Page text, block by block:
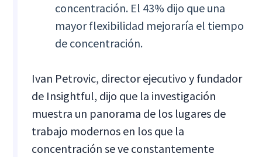
concentración. El 43% dijo que una
mayor flexibilidad mejoraría el tiempo
de concentración.
Ivan Petrovic, director ejecutivo y fundador
de Insightful, dijo que la investigación
muestra un panorama de los lugares de
trabajo modernos en los que la
concentración se ve constantemente